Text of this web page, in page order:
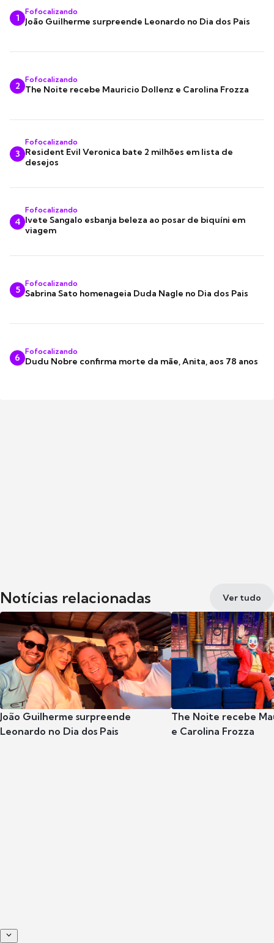
1
Fofocalizando
João Guilherme surpreende Leonardo no Dia dos Pais
2
Fofocalizando
The Noite recebe Mauricio Dollenz e Carolina Frozza
3
Fofocalizando
Resident Evil Veronica bate 2 milhões em lista de
desejos
4
Fofocalizando
Ivete Sangalo esbanja beleza ao posar de biquíni em
viagem
5
Fofocalizando
Sabrina Sato homenageia Duda Nagle no Dia dos Pais
6
Fofocalizando
Dudu Nobre confirma morte da mãe, Anita, aos 78 anos
Notícias relacionadas Ver tudo
João Guilherme surpreende
Leonardo no Dia dos Pais
The Noite recebe
e Carolina Frozza